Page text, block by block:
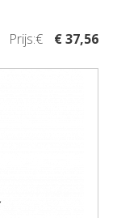
Prijs:€ € 37,56